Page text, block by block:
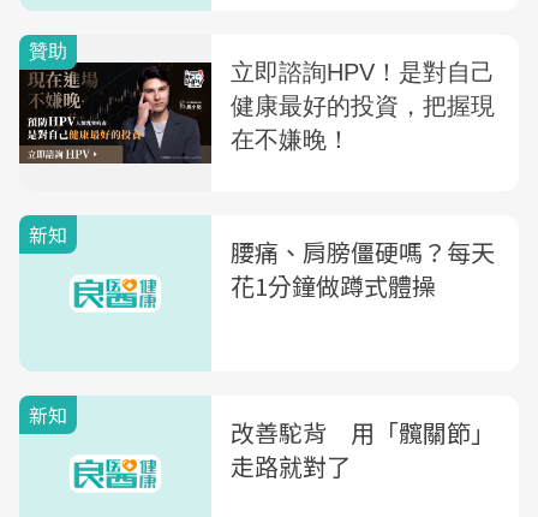
新知
腰痛、肩膀僵硬嗎？每天
花1分鐘做蹲式體操
新知
改善駝背 用「髖關節」
走路就對了